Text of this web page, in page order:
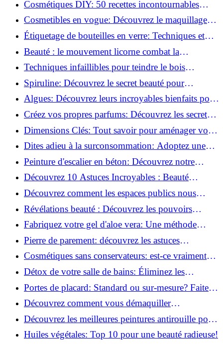
Cosmétiques DIY: 50 recettes incontournables
pour sublimer votre beauté naturelle!
Cosmetibles en vogue: Découvrez le maquillage
100% comestible!
Étiquetage de bouteilles en verre: Techniques et
astuces incontournables!
Beauté : le mouvement licorne combat la
surconsommation !
Techniques infaillibles pour teindre le bois
naturellement: Découvrez comment!
Spiruline: Découvrez le secret beauté pour
revitaliser les peaux fatiguées!
Algues: Découvrez leurs incroyables bienfaits pour
la santé et la beauté!
Créez vos propres parfums: Découvrez les secrets
de la fabrication artisanale!
Dimensions Clés: Tout savoir pour aménager votre
salle de bains!
Dites adieu à la surconsommation: Adoptez une
vie plus simple!
Peinture d'escalier en béton: Découvrez notre
tutoriel facile et rapide!
Découvrez 10 Astuces Incroyables : Beauté
Naturelle avec le Concombre !
Découvrez comment les espaces publics nous
incitent à être plus actifs : Révélations surprenantes!
Révélations beauté : Découvrez les pouvoirs
insoupçonnés du concombre!
Fabriquez votre gel d'aloe vera: Une méthode
simple et rapide à la maison!
Pierre de parement: découvrez les astuces
infaillibles pour un nettoyage parfait!
Cosmétiques sans conservateurs: est-ce vraiment
possible?
Détox de votre salle de bains: Éliminez les
ingrédients nocifs dès maintenant!
Portes de placard: Standard ou sur-mesure? Faites
le meilleur choix!
Découvrez comment vous démaquiller
naturellement: Astuces et secrets révélés!
Découvrez les meilleures peintures antirouille pour
le fer: Top 12 analysé!
Huiles végétales: Top 10 pour une beauté radieuse!